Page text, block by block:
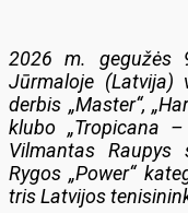
2026 m. gegužės
Jūrmaloje (Latvija)
derbis „Master“,
klubo „Tropicana
Vilmantas
Rygos „Power“
tris Latvijos